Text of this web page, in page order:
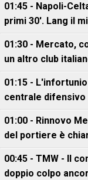
01:45 - Napoli-
primi 30'. Lang il
01:30 - Mercato,
un altro club
01:15 -
centrale difensivo
01:00 - Rinnovo
del portiere è
00:45 - TMW - Il
doppio colpo